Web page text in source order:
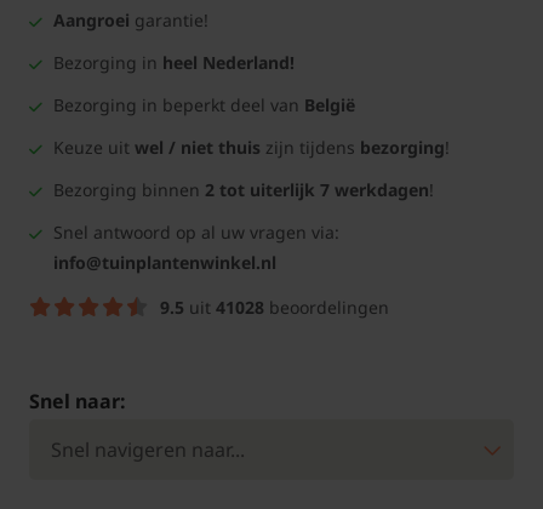
Aangroei garantie!
Bezorging in heel Nederland!
Bezorging in beperkt deel van België
Keuze uit wel / niet thuis zijn tijdens bezorging!
Bezorging binnen 2 tot uiterlijk 7 werkdagen!
Snel antwoord op al uw vragen via:
info@tuinplantenwinkel.nl
9.5 uit 41028 beoordelingen
Snel naar: